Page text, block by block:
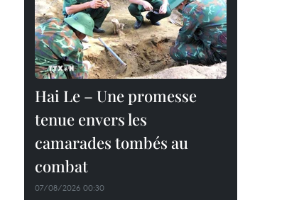
Hai Le – Une promesse
tenue envers les
camarades tombés au
combat
07/08/2026 00:30